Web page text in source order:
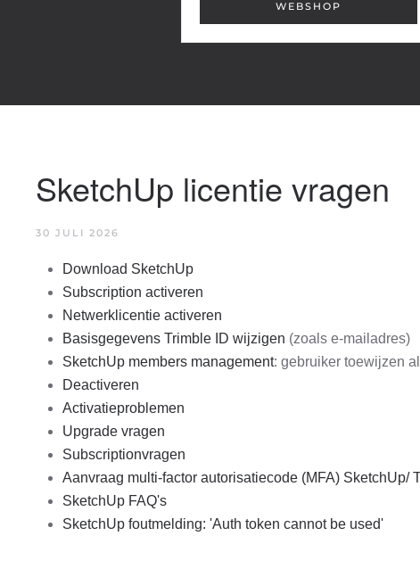
WEBSHOP
SketchUp licentie vragen
30 JULI 2026
Download SketchUp
Subscription activeren
Netwerklicentie activeren
Basisgegevens Trimble ID wijzigen (zoals e-mailadres)
SketchUp members management: gebruiker toewijzen
Deactiveren
Activatieproblemen
Upgrade vragen
Subscriptionvragen
Aanvraag multi-factor autorisatiecode (MFA) SketchUp/
SketchUp FAQ's
SketchUp foutmelding: 'Auth token cannot be used'